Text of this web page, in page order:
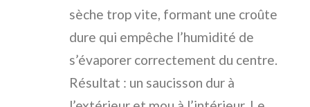
sèche trop vite, formant une croûte
dure qui empêche l’humidité de
s’évaporer correctement du centre.
Résultat : un saucisson dur à